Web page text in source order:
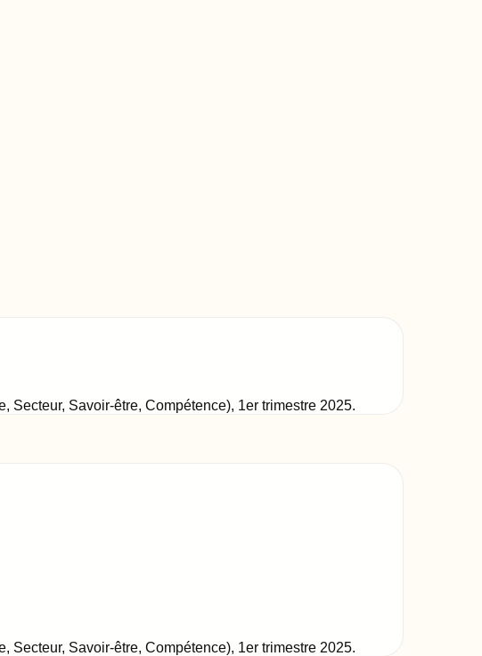
Secteur, Savoir-être, Compétence), 1er trimestre 2025.
Secteur, Savoir-être, Compétence), 1er trimestre 2025.